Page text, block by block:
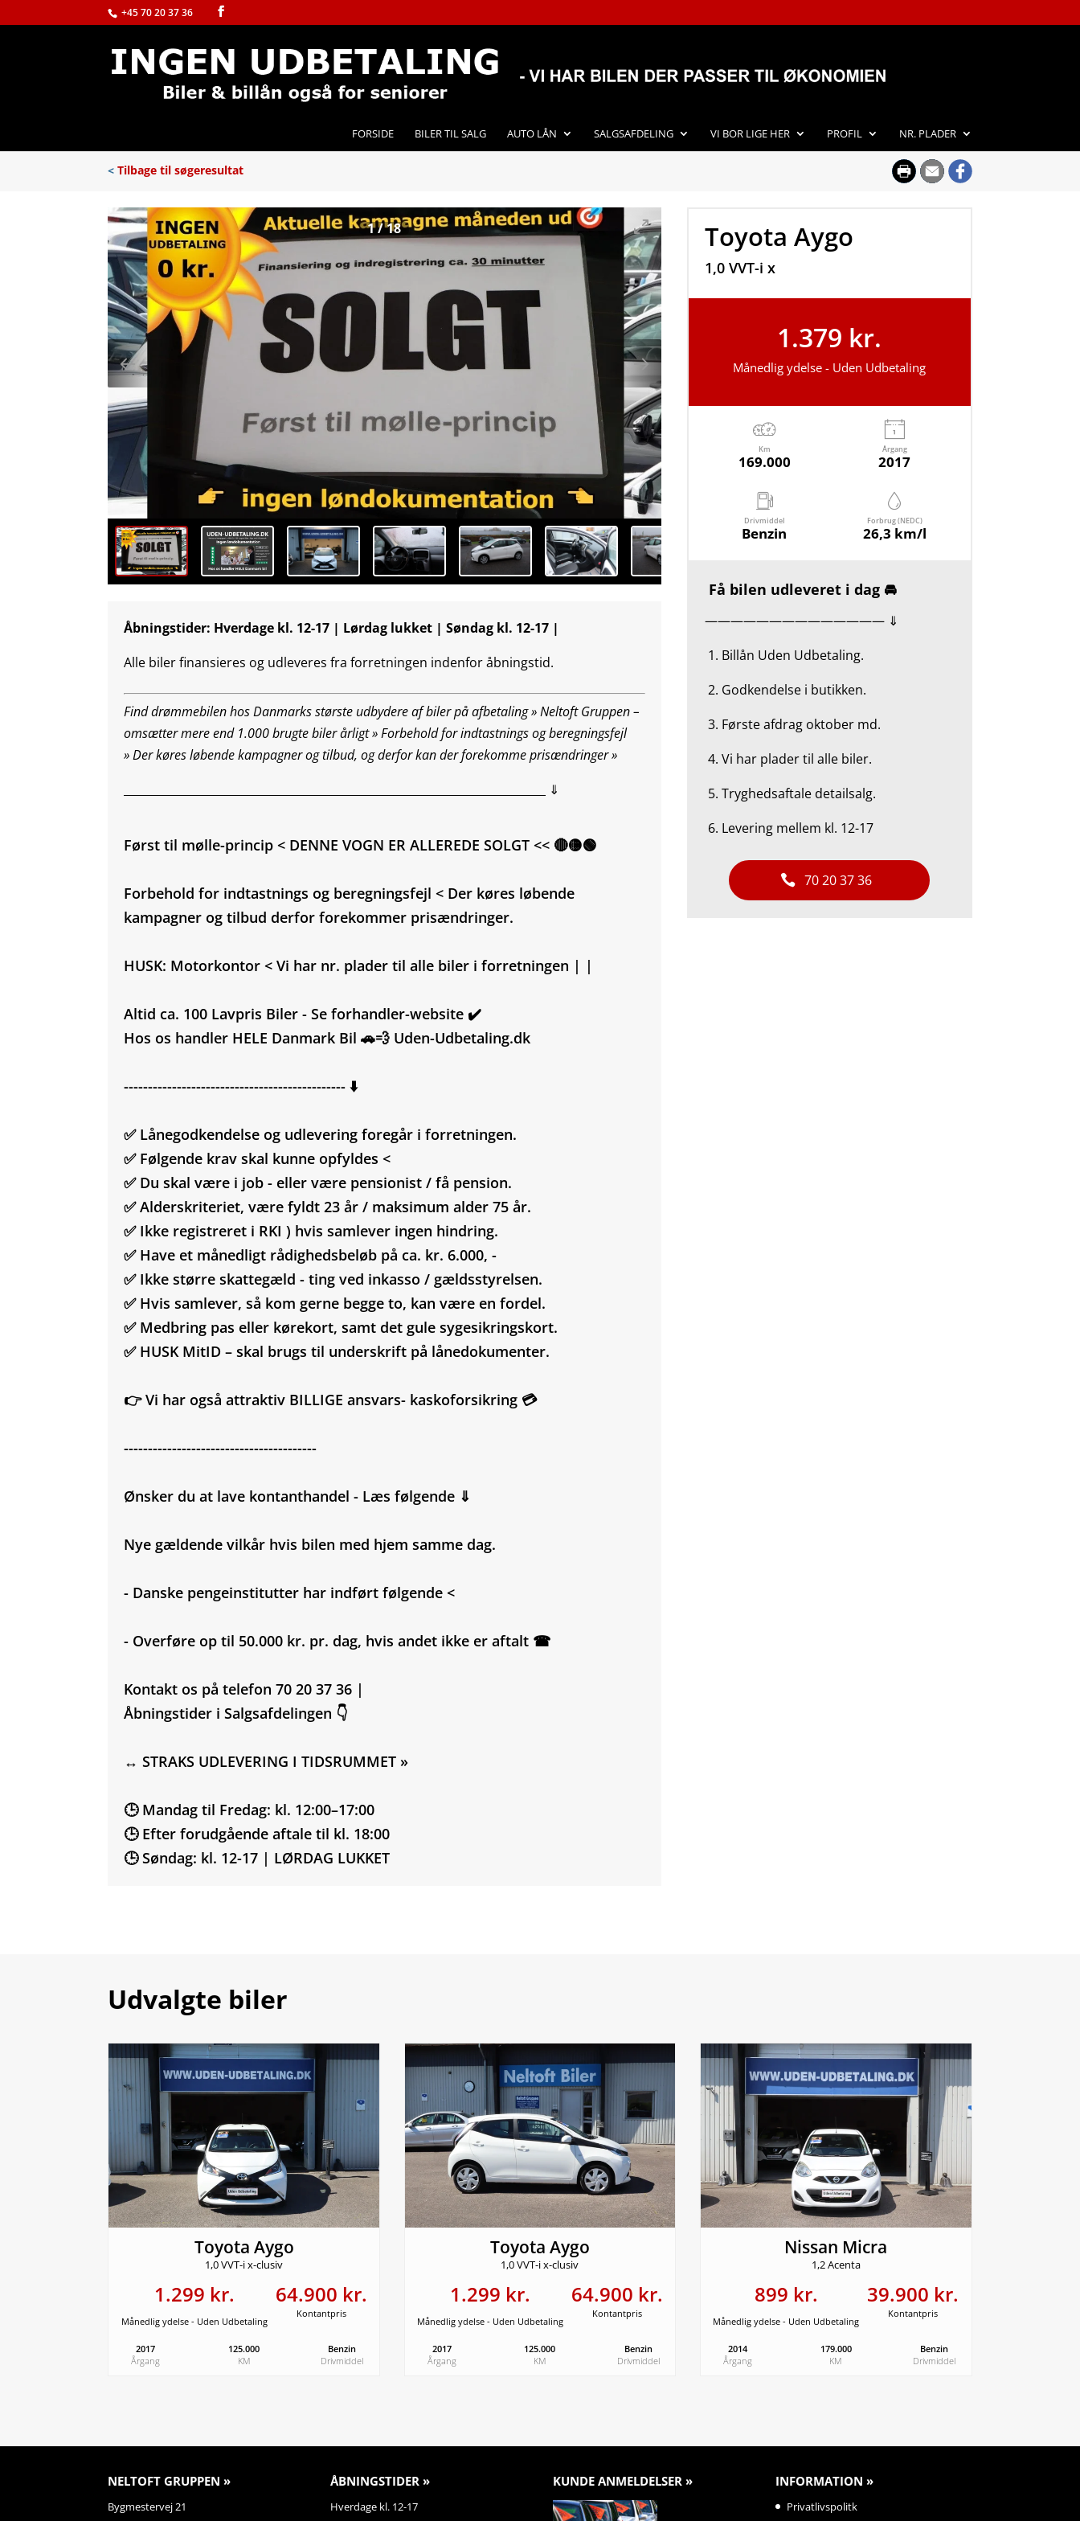
+45 70 20 37 36
FORSIDE BILER TIL SALG AUTO LÅN SALGSAFDELING VI BOR LIGE HER PROFIL NR. PLADER
<Tilbage til søgeresultat
1/18
Åbningstider: Hverdage kl. 12-17 | Lørdag lukket | Søndag kl. 12-17 |
Alle biler finansieres og udleveres fra forretningen indenfor åbningstid.
Find drømmebilen hos Danmarks største udbydere af biler på afbetaling » Neltoft Gruppen –
omsætter mere end 1.000 brugte biler årligt » Forbehold for indtastnings og beregningsfejl
»Der køres løbende kampagner og tilbud, og derfor kan der forekomme prisændringer »
___________________________________________________________________________ ⇓
Først til mølle-princip < DENNE VOGN ER ALLEREDE SOLGT << 🔴🟡🟢
Forbehold for indtastnings og beregningsfejl < Der køres løbende
kampagner og tilbud derfor forekommer prisændringer.
HUSK: Motorkontor < Vi har nr. plader til alle biler i forretningen | |
Altid ca. 100 Lavpris Biler - Se forhandler-website ✔️
Hos os handler HELE Danmark Bil 🚗💨 Uden-Udbetaling.dk
---------------------------------------------- ⬇️
✅ Lånegodkendelse og udlevering foregår i forretningen.
✅ Følgende krav skal kunne opfyldes <
✅ Du skal være i job - eller være pensionist / få pension.
✅ Alderskriteriet, være fyldt 23 år / maksimum alder 75 år.
✅ Ikke registreret i RKI ) hvis samlever ingen hindring.
✅ Have et månedligt rådighedsbeløb på ca. kr. 6.000, -
✅ Ikke større skattegæld - ting ved inkasso / gældsstyrelsen.
✅ Hvis samlever, så kom gerne begge to, kan være en fordel.
✅ Medbring pas eller kørekort, samt det gule sygesikringskort.
✅ HUSK MitID – skal brugs til underskrift på lånedokumenter.
👉 Vi har også attraktiv BILLIGE ansvars- kaskoforsikring 💳
----------------------------------------
Ønsker du at lave kontanthandel - Læs følgende ⇓
Nye gældende vilkår hvis bilen med hjem samme dag.
- Danske pengeinstitutter har indført følgende <
- Overføre op til 50.000 kr. pr. dag, hvis andet ikke er aftalt ☎
Kontakt os på telefon 70 20 37 36 |
Åbningstider i Salgsafdelingen 👇
↔️ STRAKS UDLEVERING I TIDSRUMMET »
🕒 Mandag til Fredag: kl. 12:00–17:00
🕒 Efter forudgående aftale til kl. 18:00
🕒 Søndag: kl. 12-17 | LØRDAG LUKKET
Toyota Aygo
1,0 VVT-i x
1.379 kr.
Månedlig ydelse - Uden Udbetaling
Km
169.000
Årgang
2017
Drivmiddel
Benzin
Forbrug (NEDC)
26,3 km/l
Få bilen udleveret i dag 🚘
—————————————— ⇓
1. Billån Uden Udbetaling.
2. Godkendelse i butikken.
3. Første afdrag oktober md.
4. Vi har plader til alle biler.
5. Tryghedsaftale detailsalg.
6. Levering mellem kl. 12-17
70 20 37 36
Udvalgte biler
Toyota Aygo
1,0 VVT-i x-clusiv
1.299 kr.
Månedlig ydelse - Uden Udbetaling
64.900 kr.
Kontantpris
2017
Årgang
125.000
KM
Benzin
Drivmiddel
Toyota Aygo
1,0 VVT-i x-clusiv
1.299 kr.
Månedlig ydelse - Uden Udbetaling
64.900 kr.
Kontantpris
2017
Årgang
125.000
KM
Benzin
Drivmiddel
Nissan Micra
1,2 Acenta
899 kr.
Månedlig ydelse - Uden Udbetaling
39.900 kr.
Kontantpris
2014
Årgang
179.000
KM
Benzin
Drivmiddel
NELTOFT GRUPPEN »
Bygmestervej 21
ÅBNINGSTIDER »
Hverdage kl. 12-17
KUNDE ANMELDELSER » INFORMATION »
Privatlivspolitk